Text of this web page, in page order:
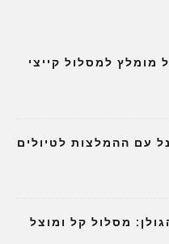
מומלץ למסלול קייצי
עם ההמלצות לטיולים
מסלול קל ומוצל